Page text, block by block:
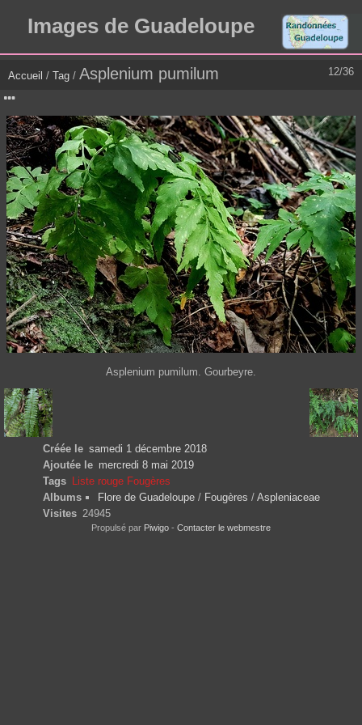
Images de Guadeloupe
12/36
Accueil / Tag / Asplenium pumilum
Asplenium pumilum. Gourbeyre.
Créée le samedi 1 décembre 2018
Ajoutée le mercredi 8 mai 2019
Tags Liste rouge Fougères
Albums
Flore de Guadeloupe/ Fougères / Aspleniaceae
Visites 24945
Propulsé par Piwigo - Contacter le webmestre